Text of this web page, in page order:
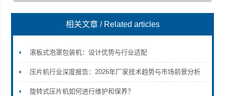
上海天和制药机械有限公司
相关文章 / Related articles
滚板式泡罩包装机：设计优势与行业适配
压片机行业深度报告：2026年厂家技术趋势与市场前景分析
旋转式压片机如何进行维护和保养？